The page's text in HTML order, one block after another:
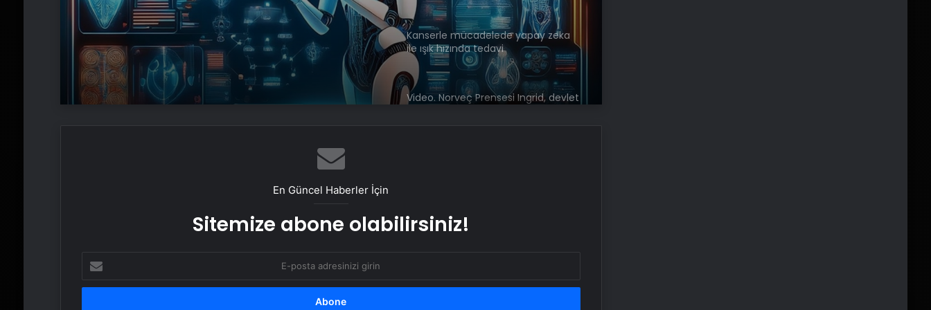
Kanserle mücadelede yapay zeka
ile ışık hızında tedavi
Video. Norveç Prensesi Ingrid, devlet
Dünyaca ünlü rock pop grubu
OneRepublic, Maximum Uniq
Donatella Versace’nin modanın
En Güncel Haberler İçin
Sitemize abone olabilirsiniz!
posta
adresinizi